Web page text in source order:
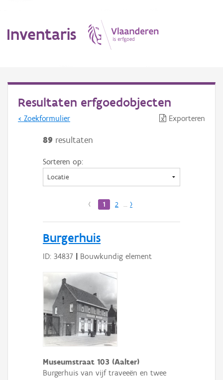
Inventaris
Erfgoedobject
Aanduidingsobject
Waarneming
Resultaten erfgoedobjecten
< Zoekformulier Exporteren
89 resultaten
Sorteren op:
‹ 1 2 … ›
Burgerhuis
ID: 34837 | Bouwkundig element
Museumstraat 103 (Aalter)
Burgerhuis van vijf traveeën en twee